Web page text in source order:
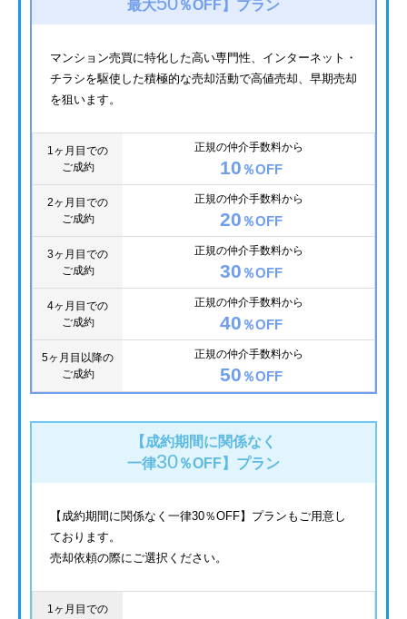
最大
％OFF】 プラン
マンション売買に特化した高い専門性、インターネット・
チラシを駆使した積極的な売却活動で高値売却、早期売却
を狙います。
1ヶ月目での
ご成約
正規の仲介手数料から
10 ％OFF
2ヶ月目での
ご成約
正規の仲介手数料から
20 ％OFF
3ヶ月目での
ご成約
正規の仲介手数料から
30 ％OFF
4ヶ月目での
ご成約
正規の仲介手数料から
40 ％OFF
5ヶ月目以降の
ご成約
正規の仲介手数料から
50 ％OFF
【成約期間に関係なく
一律30％OFF】 プラン
【成約期間に関係なく一律30％OFF】プランもご用意し
ております。
売却依頼の際にご選択ください。
1ヶ月目での